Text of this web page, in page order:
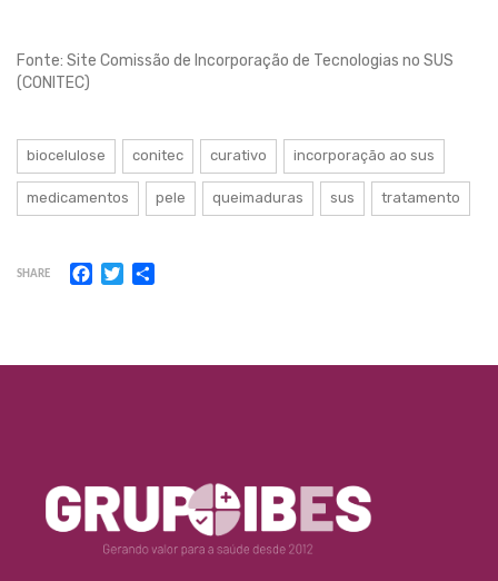
Fonte: Site Comissão de Incorporação de Tecnologias no SUS
(CONITEC)
biocelulose conitec curativo incorporação ao sus
medicamentos pele queimaduras sus tratamento
SHARE Facebook
Twitter